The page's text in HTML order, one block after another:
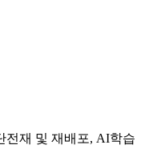
재 및 재배포, AI학습